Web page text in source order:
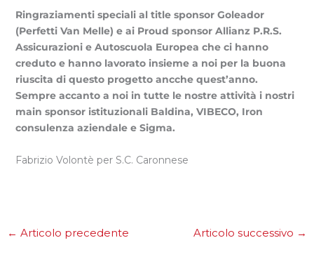
Ringraziamenti speciali al title sponsor Goleador
(Perfetti Van Melle) e ai Proud sponsor Allianz P.R.S.
Assicurazioni e Autoscuola Europea che ci hanno
creduto e hanno lavorato insieme a noi per la buona
riuscita di questo progetto ancche quest’anno.
Sempre accanto a noi in tutte le nostre attività i nostri
main sponsor istituzionali Baldina, VIBECO, Iron
consulenza aziendale e Sigma.
Fabrizio Volontè per S.C. Caronnese
← Articolo precedente Articolo successivo →